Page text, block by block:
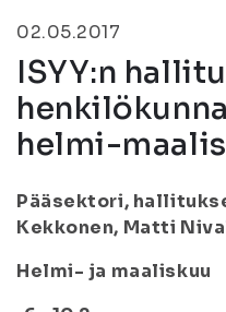
02.05.2017
ISYY:n
helmi-
Pääsektori,
Kekkonen, Matti
Helmi- ja maaliskuu